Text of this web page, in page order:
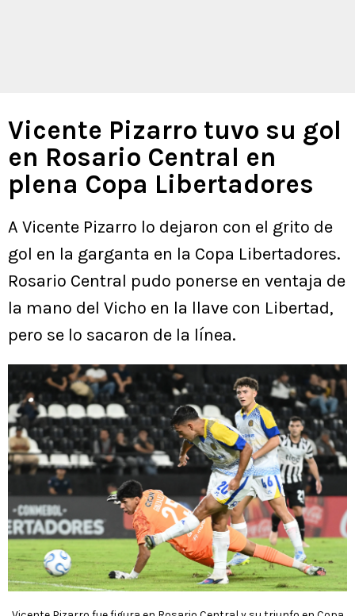
Vicente Pizarro tuvo su gol
en Rosario Central en
plena Copa Libertadores
A Vicente Pizarro lo dejaron con el grito de
gol en la garganta en la Copa Libertadores.
Rosario Central pudo ponerse en ventaja de
la mano del Vicho en la llave con Libertad,
pero se lo sacaron de la línea.